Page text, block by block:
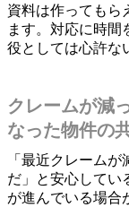
資料は作ってもら
ます。対応に時間
役としては心許な
クレームが減
なった物件の
「最近クレーム
だ」と安心してい
が進んでいる場合